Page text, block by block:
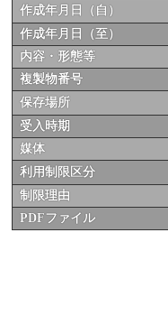
(33)
作成年月日（自）
作成年月日（至）
内容・形態等
複製物番号
保存場所
受入時期
媒体
利用制限区分
制限理由
PDFファイル